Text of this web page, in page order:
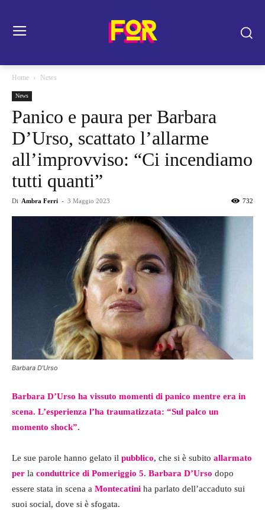
Home News
News
Panico e paura per Barbara
D’Urso, scattato l’allarme
all’improvviso: “Ci incendiamo
tutti quanti”
Di Ambra Ferri - 3 Maggio 2023 732
Barbara D’Urso
Barbara D’Urso ha vissuto momenti di panico mentre era in
scena. L’esperienza l’ha traumatizzata: “Sul palco un
momento shock”.
Le sue parole hanno gelato il pubblico, che si è subito allarmato
per la conduttrice di Pomeriggio 5. Barbara D’Urso dopo
essere stata in scena a Montecatini ha parlato dell’accaduto sui
suoi social, dove si è sfogata.